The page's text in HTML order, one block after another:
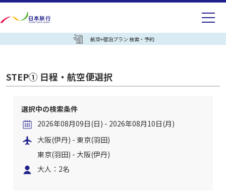
航空+宿泊プラン 検索・予約
STEP① 日程・航空便選択
選択中の検索条件
2026年08月09日(日) - 2026年08月10日(月)
大阪(伊丹) - 東京(羽田)
東京(羽田) - 大阪(伊丹)
大人：2名